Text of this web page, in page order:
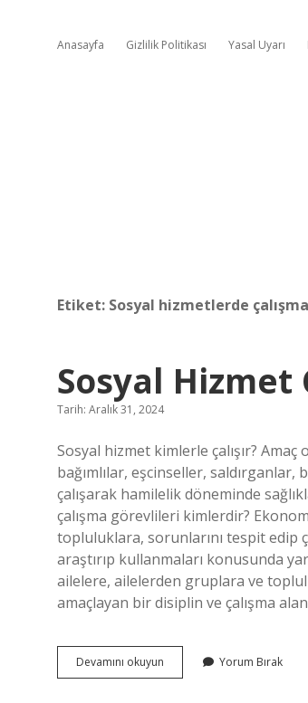
Anasayfa Gizlilik Politikası Yasal Uyarı
Etiket: Sosyal hizmetlerde
Sosyal Hizmet
Tarih: Aralık 31, 2024
Sosyal hizmet kimlerle çalışır?
bağımlılar, eşcinseller,
çalışarak hamilelik döneminde
çalışma görevlileri kimlerdir?
topluluklara, sorunlarını tespit edip
araştırıp kullanmaları konusunda
ailelere, ailelerden gruplara ve
amaçlayan bir disiplin ve çalışma
Devamını okuyun
Hizmet
Yorum Bırak